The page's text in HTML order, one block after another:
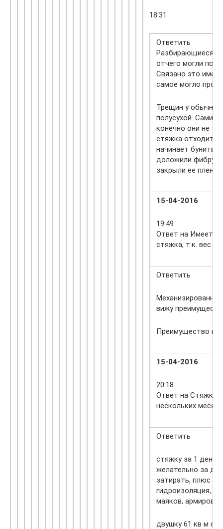
18:31
Ответить
Разбирающиеся в
отчего могли
Связано это
самое могло
Трещин у
полусухой. Сами
конечно они не
стяжка отходит
начинает бунить.
доложили фибру
закрыли ее
15-04-2016
19:49
Ответ на Имеет
стяжка, т.к. вес
Ответить
вижу
Преимущество в
15-04-2016
20:18
Ответ на Стяжка
нескольких
Ответить
стяжку за 1 день
желательно за
затирать, плюс
гидроизоляция,
маяков,
двушку 61 кв м